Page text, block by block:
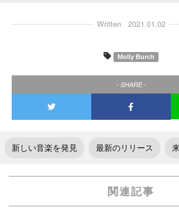
Written 2021.01.02
Molly Burch
- SHARE -
新しい音楽を発見 最新のリリース
関連記事